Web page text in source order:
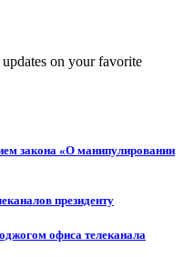
on your favorite
закона «О манипулировании
президенту
офиса телеканала